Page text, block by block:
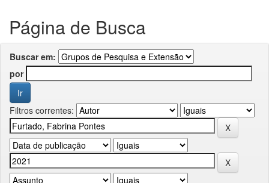
Página de Busca
Buscar em:
por
Filtros correntes: